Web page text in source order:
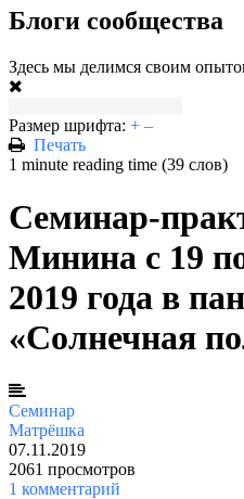
Блоги сообщества
Здесь мы делимся своим
Размер шрифта: + –
Печать
1 minute reading time (39 слов)
Семинар-
Минина с 19
2019 года в
«Солнечная
Семинар
Матрёшка
07.11.2019
2061 просмотров
1 комментарий